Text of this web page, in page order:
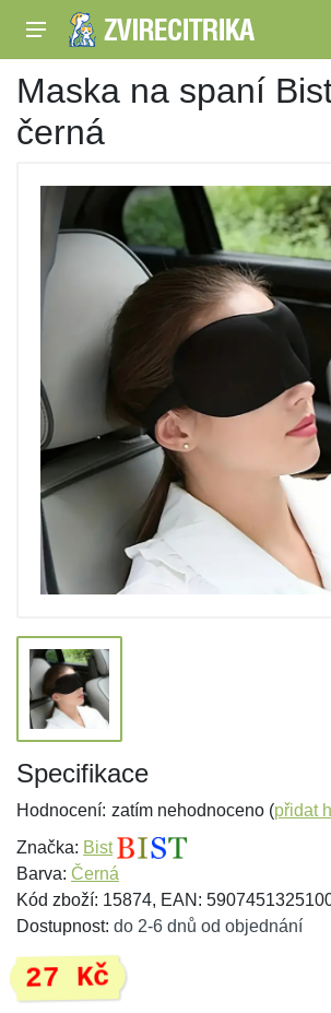
Maska na spaní
černá
Specifikace
Hodnocení: zatím nehodnoceno (přidat
Značka: Bist
Barva: Černá
Kód zboží: 15874, EAN:
Dostupnost: do 2-6 dnů od objednání
27 Kč